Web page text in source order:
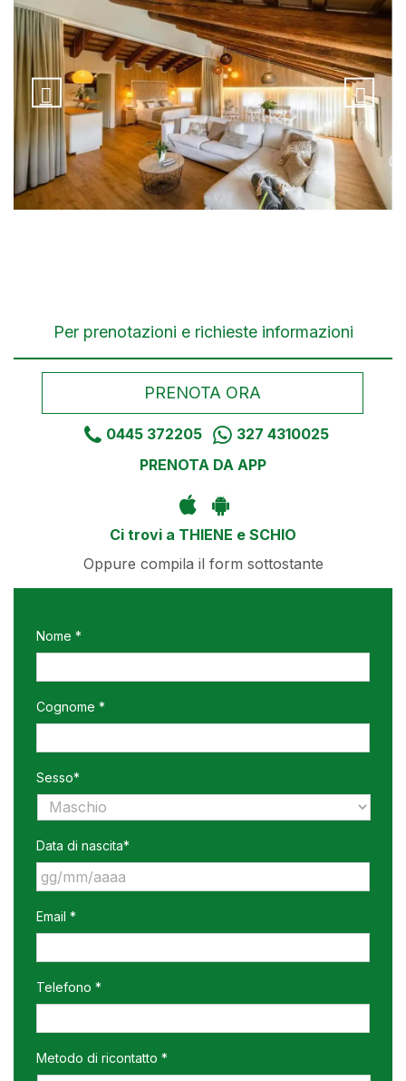
 
Per prenotazioni e richieste informazioni
PRENOTA ORA
0445 372205
327 4310025
PRENOTA DA APP
Ci trovi a THIENE e SCHIO
Oppure compila il form sottostante
Nome *
Cognome *
Sesso*
Data di nascita*
slash
MM
slash
AAAA
Email *
Telefono *
Metodo di ricontatto *